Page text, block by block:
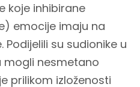
koje inhibirane
emocije imaju na
su sudionike u
mogli nesmetano
prilikom izloženosti